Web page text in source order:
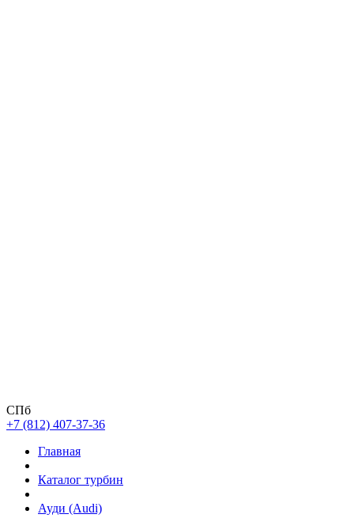
СПб
+7 (812) 407-37-36
Главная
Каталог турбин
Ауди (Audi)